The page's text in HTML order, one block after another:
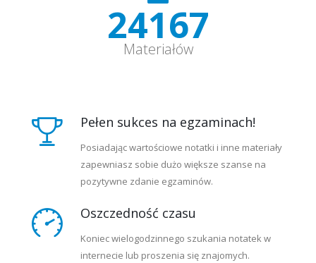
25000+
Materiałów
Pełen sukces na egzaminach!
Posiadając wartościowe notatki i inne materiały
zapewniasz sobie dużo większe szanse na
pozytywne zdanie egzaminów.
Oszczedność czasu
Koniec wielogodzinnego szukania notatek w
internecie lub proszenia się znajomych.